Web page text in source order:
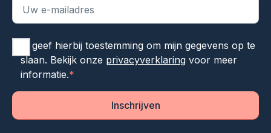
Ik geef hierbij toestemming om mijn gegevens op te
slaan. Bekijk onze privacyverklaringvoor meer
informatie.*
Inschrijven